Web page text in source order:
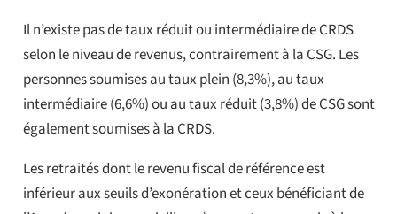
Il n’existe pas de taux réduit ou intermédiaire de CRDS
selon le niveau de revenus, contrairement à la CSG. Les
personnes soumises au taux plein (8,3%), au taux
intermédiaire (6,6%) ou au taux réduit (3,8%) de CSG sont
également soumises à la CRDS.
Les retraités dont le revenu fiscal de référence est
inférieur aux seuils d’exonération et ceux bénéficiant de